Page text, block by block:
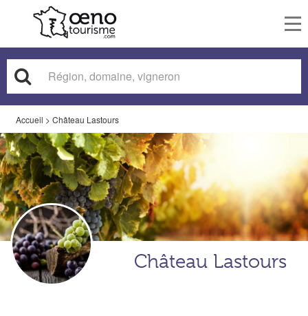
Accueil > Château Lastours
Château Lastours